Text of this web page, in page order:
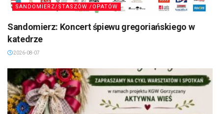
SANDOMIERZ/STASZÓW /OPATÓW
Sandomierz: Koncert śpiewu gregoriańskiego w
katedrze
2026-08-07